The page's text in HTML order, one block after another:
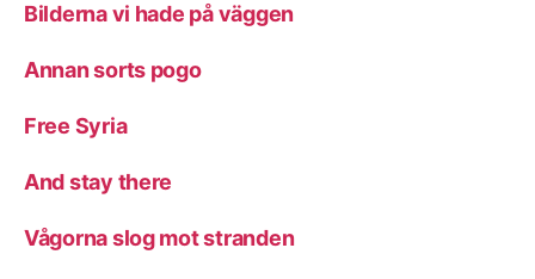
Bilderna vi hade på väggen
Annan sorts pogo
Free Syria
And stay there
Vågorna slog mot stranden